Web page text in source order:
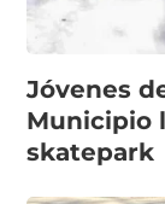
Jóvenes
Municipio
skatepark